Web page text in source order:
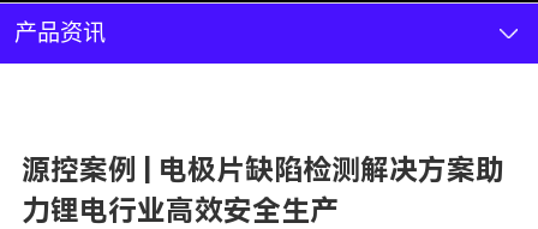
新闻资讯
加入我们
产品资讯
源控案例 | 电极片缺陷检测解决方案助
力锂电行业高效安全生产